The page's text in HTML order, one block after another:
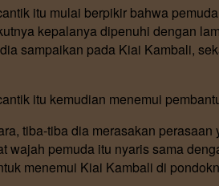
itu mulai berpikir bahwa
kepalanya dipenuhi dengan
sampaikan pada Kiai Kambali,
itu kemudian menemui
tiba-tiba dia merasakan
wajah pemuda itu nyaris sama
menemui Kiai Kambali di